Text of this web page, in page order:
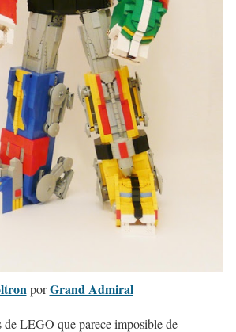
por Grand Admiral
de LEGO que parece imposible de